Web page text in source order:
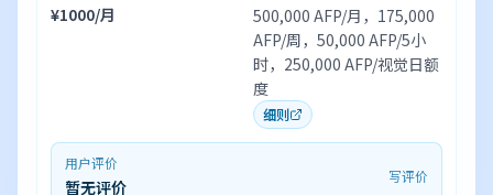
¥1000/月
500,000 AFP/月，175,000
AFP/周，50,000 AFP/5小
时，250,000 AFP/视觉日额
度
细则
用户评价
暂无评价
写评价